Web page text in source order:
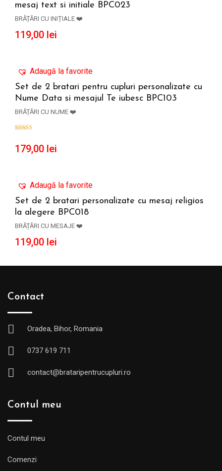
mesaj text si initiale BPC023
BRĂȚĂRI CU INIȚIALE ❤️
119,00 lei
Adaugă la favorite
Set de 2 bratari pentru cupluri personalizate cu
Nume Data si mesajul Te iubesc BPC103
BRĂȚĂRI CU NUME ❤️
179,00 lei
Adaugă la favorite
Set de 2 bratari personalizate cu mesaj religios
la alegere BPC018
BRĂȚĂRI CU MESAJE ❤️
119,00 lei
Contact
Oradea, Bihor, Romania
0737 619 711
contact@brataripentrucupluri.ro
Contul meu
Contul meu
Comenzi